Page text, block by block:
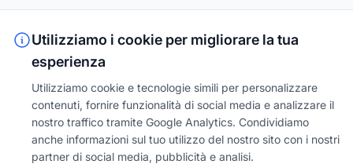
Utilizziamo i cookie per migliorare la tua
esperienza
Utilizziamo cookie e tecnologie simili per personalizzare
contenuti, fornire funzionalità di social media e analizzare il
nostro traffico tramite Google Analytics. Condividiamo
anche informazioni sul tuo utilizzo del nostro sito con i nostri
partner di social media, pubblicità e analisi.